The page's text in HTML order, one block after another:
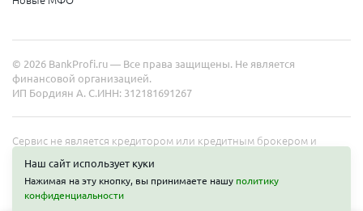
Алупка
Анадырь
Андреаполь
Апрелевка
Арамиль
Ардатов
Арзамас
Артемовск
© 2026 BankProfi.ru — Все права защищены. Не является
финансовой организацией.
ИП Бордиян А. С.ИНН: 312181691267
Сервис не является кредитором или кредитным брокером и
на сайте не является публичной офертой. Полные условия услуг
уточняйте на сайте организаций.
Наш сайт использует куки
Нажимая на эту кнопку, вы принимаете нашу политику
конфиденциальности